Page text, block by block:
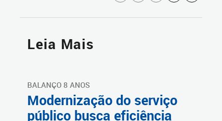
Leia Mais
BALANÇO 8 ANOS
Modernização do serviço
público busca eficiência